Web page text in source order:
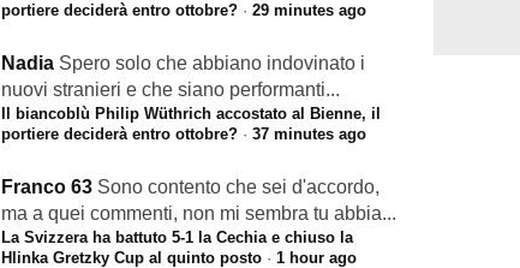
portiere deciderà entro ottobre? · 29 minutes ago
Nadia Spero solo che abbiano indovinato i
nuovi stranieri e che siano performanti...
Il biancoblù Philip Wüthrich accostato al Bienne, il
portiere deciderà entro ottobre? · 37 minutes ago
Franco 63 Sono contento che sei d'accordo,
ma a quei commenti, non mi sembra tu abbia...
La Svizzera ha battuto 5-1 la Cechia e chiuso la
Hlinka Gretzky Cup al quinto posto · 1 hour ago